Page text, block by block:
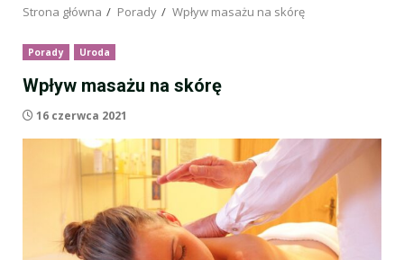
Strona główna Porady Wpływ masażu na skórę
Porady Uroda
Wpływ masażu na skórę
16 czerwca 2021